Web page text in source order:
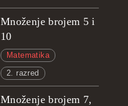
Množenje brojem 5 i
10
Matematika
2. razred
Množenje brojem 7,